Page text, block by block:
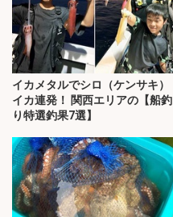
イカメタルでシロ（ケンサキ）
イカ連発！ 関西エリアの【船釣
り特選釣果7選】